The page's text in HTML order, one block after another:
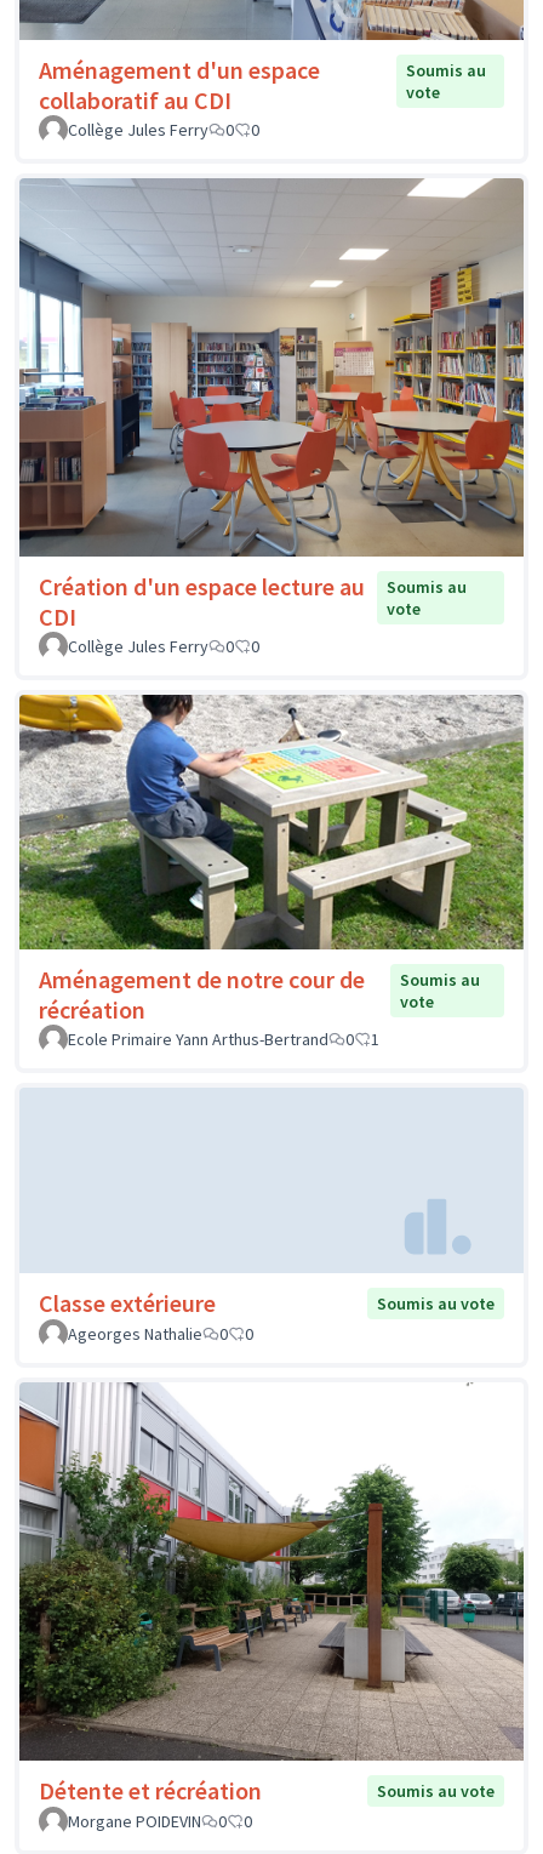
Aménagement d'un espace
collaboratif au CDI
Soumis au
vote
Collège Jules Ferry
0 0
Création d'un espace lecture au
CDI
Soumis au
vote
Collège Jules Ferry
0 0
Aménagement de notre cour de
récréation
Soumis au
vote
Ecole Primaire Yann Arthus-Bertrand
0 1
Classe extérieure
Soumis au vote
Ageorges Nathalie
0 0
Détente et récréation
Soumis au vote
Morgane POIDEVIN
0 0